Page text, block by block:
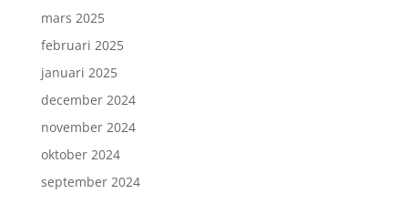
mars 2025
februari 2025
januari 2025
december 2024
november 2024
oktober 2024
september 2024